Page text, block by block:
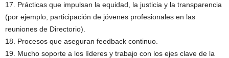
17. Prácticas que impulsan la equidad, la justicia y la transparencia
(por ejemplo, participación de jóvenes profesionales en las
reuniones de Directorio).
18. Procesos que aseguran feedback continuo.
19. Mucho soporte a los líderes y trabajo con los ejes clave de la